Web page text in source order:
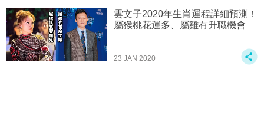
雲文子2020年生肖運程詳細預測！
屬猴桃花運多、屬雞有升職機會
23 JAN 2020